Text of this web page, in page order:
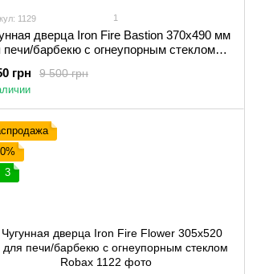
1129 1
дверца Iron Fire Bastion 370х490 мм
печи/барбекю с огнеупорным стеклом
9 500 грн
грн
3